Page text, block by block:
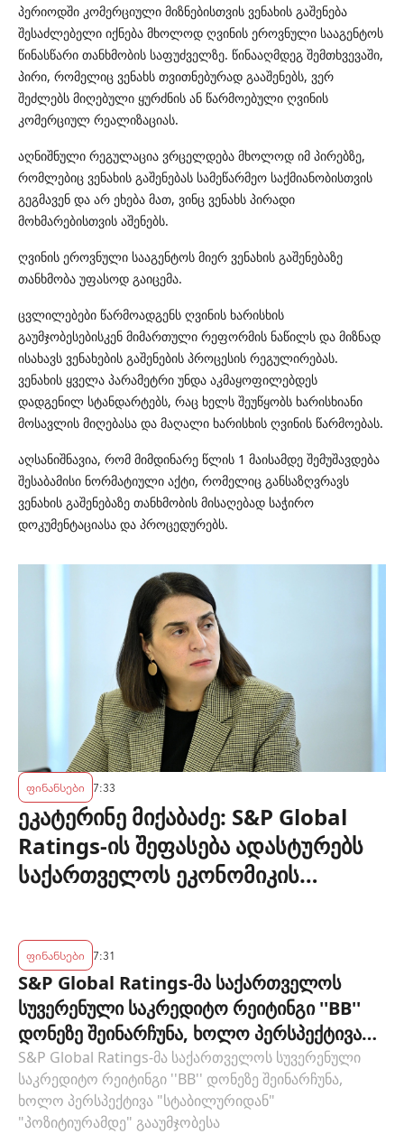
პერიოდში კომერციული მიზნებისთვის ვენახის გაშენება
შესაძლებელი იქნება მხოლოდ ღვინის ეროვნული სააგენტოს
წინასწარი თანხმობის საფუძველზე. წინააღმდეგ შემთხვევაში,
პირი, რომელიც ვენახს თვითნებურად გააშენებს, ვერ
შეძლებს მიღებული ყურძნის ან წარმოებული ღვინის
კომერციულ რეალიზაციას.
აღნიშნული რეგულაცია ვრცელდება მხოლოდ იმ პირებზე,
რომლებიც ვენახის გაშენებას სამეწარმეო საქმიანობისთვის
გეგმავენ და არ ეხება მათ, ვინც ვენახს პირადი
მოხმარებისთვის აშენებს.
ღვინის ეროვნული სააგენტოს მიერ ვენახის გაშენებაზე
თანხმობა უფასოდ გაიცემა.
ცვლილებები წარმოადგენს ღვინის ხარისხის
გაუმჯობესებისკენ მიმართული რეფორმის ნაწილს და მიზნად
ისახავს ვენახების გაშენების პროცესის რეგულირებას.
ვენახის ყველა პარამეტრი უნდა აკმაყოფილებდეს
დადგენილ სტანდარტებს, რაც ხელს შეუწყობს ხარისხიანი
მოსავლის მიღებასა და მაღალი ხარისხის ღვინის წარმოებას.
აღსანიშნავია, რომ მიმდინარე წლის 1 მაისამდე შემუშავდება
შესაბამისი ნორმატიული აქტი, რომელიც განსაზღვრავს
ვენახის გაშენებაზე თანხმობის მისაღებად საჭირო
დოკუმენტაციასა და პროცედურებს.
ფინანსები 7:33
ეკატერინე მიქაბაძე: S&P Global
Ratings-ის შეფასება ადასტურებს
საქართველოს ეკონომიკის
ბანკის პოლიტიკის ეფექტიანობას
ფინანსები 7:31
S&P Global Ratings-მა საქართველოს
სუვერენული საკრედიტო რეიტინგი ''BB''
დონეზე შეინარჩუნა, ხოლო პერსპექტივა
"სტაბილურიდან" "პოზიტიურამდე"
გააუმჯობესა
S&P Global Ratings-მა საქართველოს სუვერენული
საკრედიტო რეიტინგი ''BB'' დონეზე შეინარჩუნა,
ხოლო პერსპექტივა "სტაბილურიდან"
"პოზიტიურამდე" გააუმჯობესა